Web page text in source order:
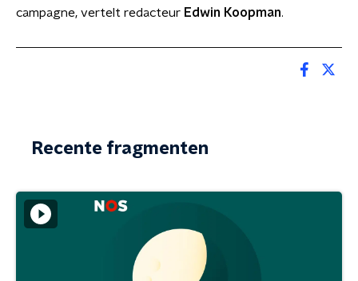
campagne, vertelt redacteur Edwin Koopman.
Recente fragmenten